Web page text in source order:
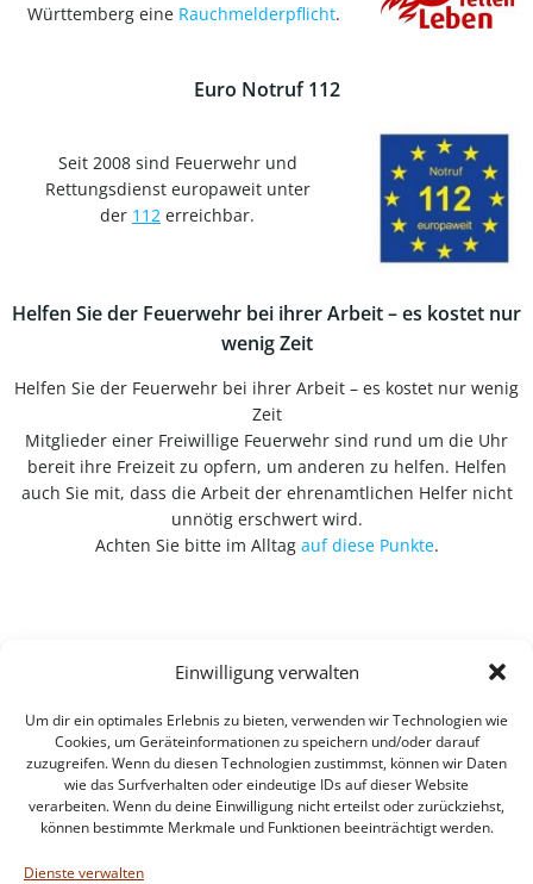
Einwilligung verwalten
Um dir ein optimales Erlebnis zu bieten, verwenden wir Technologien wie
Cookies, um Geräteinformationen zu speichern und/oder darauf
zuzugreifen. Wenn du diesen Technologien zustimmst, können wir Daten
wie das Surfverhalten oder eindeutige IDs auf dieser Website
verarbeiten. Wenn du deine Einwilligung nicht erteilst oder zurückziehst,
können bestimmte Merkmale und Funktionen beeinträchtigt werden.
Dienste verwalten
Württemberg eine Rauchmelderpflicht.
Euro Notruf 112
Seit 2008 sind Feuerwehr und
Rettungsdienst europaweit unter
der 112 erreichbar.
Helfen Sie der Feuerwehr bei ihrer Arbeit – es kostet nur
wenig Zeit
Helfen Sie der Feuerwehr bei ihrer Arbeit – es kostet nur wenig
Zeit
Mitglieder einer Freiwillige Feuerwehr sind rund um die Uhr
bereit ihre Freizeit zu opfern, um anderen zu helfen. Helfen
auch Sie mit, dass die Arbeit der ehrenamtlichen Helfer nicht
unnötig erschwert wird.
Achten Sie bitte im Alltag auf diese Punkte.